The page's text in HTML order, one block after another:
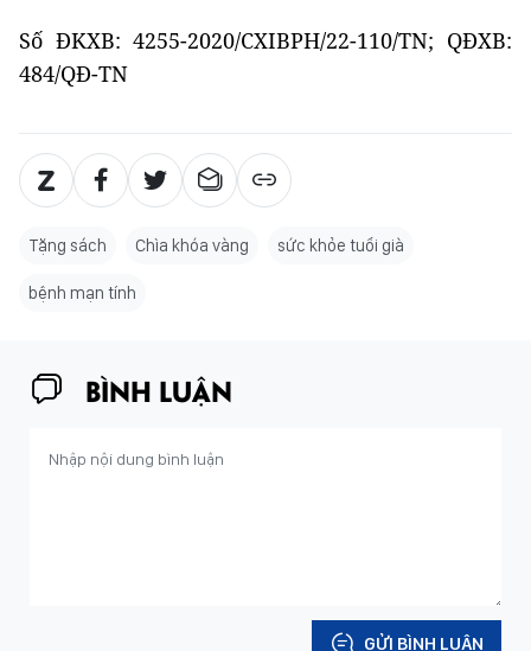
Số ĐKXB: 4255-2020/CXIBPH/22-110/TN; QĐXB:
484/QĐ-TN
Tặng sách Chìa khóa vàng sức khỏe tuổi già
bệnh mạn tính
BÌNH LUẬN
GỬI BÌNH LUẬN